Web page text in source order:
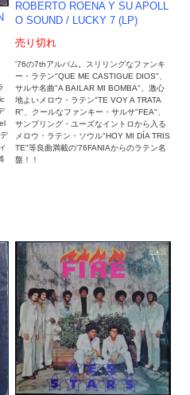
ROBERTO ROENA Y SU APOLL
O SOUND / LUCKY 7 (LP)
売り切れ
'76の7thアルバム。スリリングなファンキ
ー・ラテン"QUE ME CASTIGUE DIOS"、
サルサ名曲"A BAILAR MI BOMBA"、激心
地よいメロウ・ラテン"TE VOY A TRATA
R"、クールなファンキー・サルサ"FEA"、
サンプリング・ユーズなイントロから入る
メロウ・ラテン・ソウル"HOY MI DÍA TRIS
TE"等良曲満載の'76FANIAからのラテン名
盤！！